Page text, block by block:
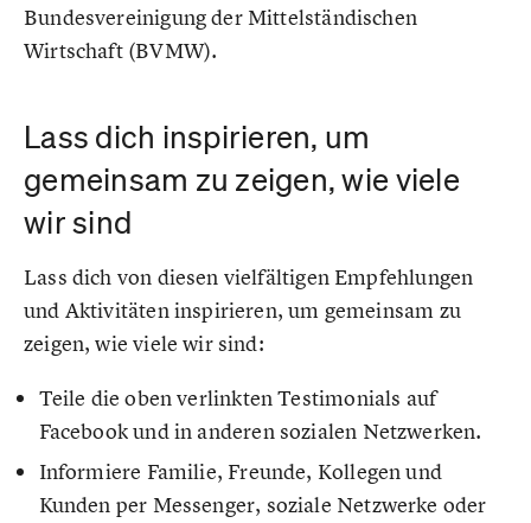
Bundesvereinigung der Mittelständischen
Wirtschaft (BVMW).
Lass dich inspirieren, um
gemeinsam zu zeigen, wie viele
wir sind
Lass dich von diesen vielfältigen Empfehlungen
und Aktivitäten inspirieren, um gemeinsam zu
zeigen, wie viele wir sind:
Teile die oben verlinkten Testimonials auf
Facebook und in anderen sozialen Netzwerken.
Informiere Familie, Freunde, Kollegen und
Kunden per Messenger, soziale Netzwerke oder